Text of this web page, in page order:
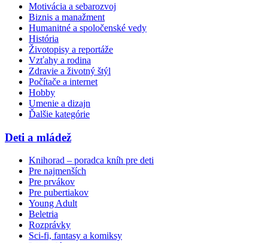
Motivácia a sebarozvoj
Biznis a manažment
Humanitné a spoločenské vedy
História
Životopisy a reportáže
Vzťahy a rodina
Zdravie a životný štýl
Počítače a internet
Hobby
Umenie a dizajn
Ďalšie kategórie
Deti a mládež
Knihorad – poradca kníh pre deti
Pre najmenších
Pre prvákov
Pre pubertiakov
Young Adult
Beletria
Rozprávky
Sci-fi, fantasy a komiksy